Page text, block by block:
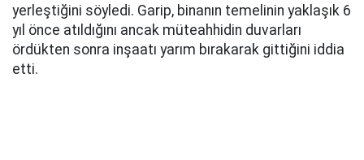
yerleştiğini söyledi. Garip, binanın temelinin yaklaşık 6
yıl önce atıldığını ancak müteahhidin duvarları
ördükten sonra inşaatı yarım bırakarak gittiğini iddia
etti.